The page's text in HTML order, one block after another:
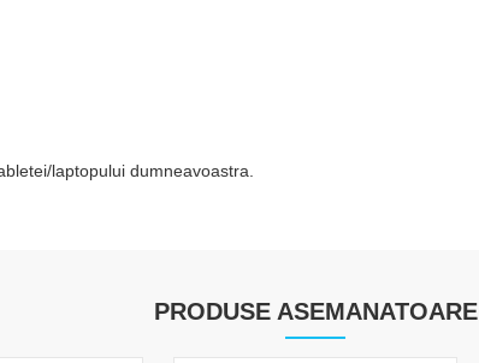
laptopului dumneavoastra.
PRODUSE ASEMANATOARE